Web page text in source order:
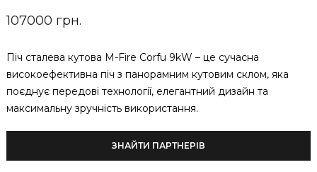
107000 грн.
Піч сталева кутова M-Fire Corfu 9kW – це сучасна
високоефективна піч з панорамним кутовим склом, яка
поєднує передові технології, елегантний дизайн та
максимальну зручність використання.
ЗНАЙТИ ПАРТНЕРІВ